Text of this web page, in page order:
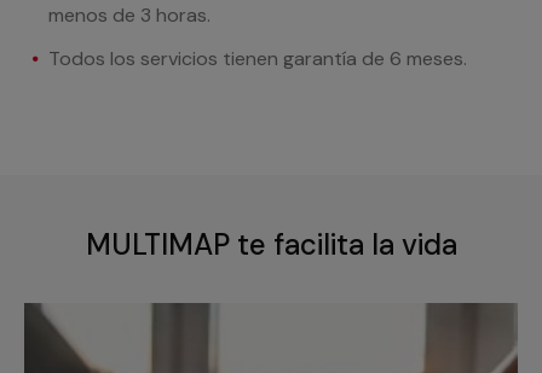
menos de 3 horas.
Todos los servicios tienen garantía de 6 meses.
MULTIMAP te facilita la vida